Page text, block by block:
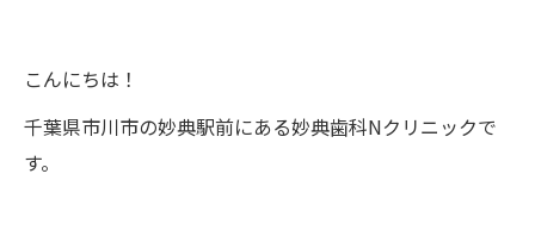
こんにちは！
千葉県市川市の妙典駅前にある妙典歯科Nクリニックで
す。